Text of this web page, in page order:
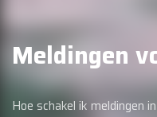
Meldingen
Hoe schakel ik meldingen